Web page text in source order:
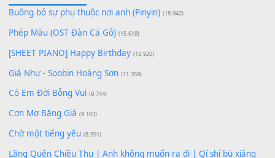
Lượt xem: 202
Để lại một bình luận
Bạn phảiđăng nhậpđể gửi bình luận.
Xem nhiều nhất
Buông bỏ sự phụ thuộc nơi anh (Pinyin) (18.942)